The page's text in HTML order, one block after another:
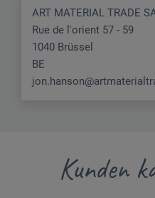
ART MATERIAL TRADE
Rue de l'orient 57 - 59
1040 Brüssel
BE
Kunden